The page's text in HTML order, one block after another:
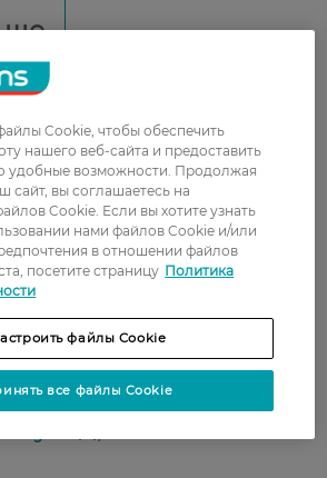
ще
для тела —
Cookie, чтобы обеспечить
нашего веб-сайта и предоставить
удобные возможности. Продолжая
сайт, вы соглашаетесь на
Cookie. Если вы хотите узнать
нами файлов Cookie и/или
в отношении файлов
посетите страницу Политика
файлы Cookie
все файлы Cookie